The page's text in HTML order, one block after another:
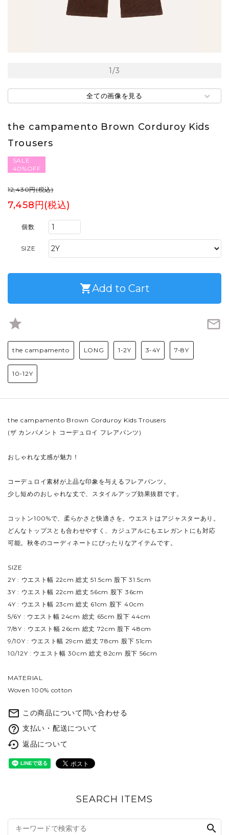
1/3
全ての画像を見る
the campamento Brown Corduroy Kids
Trousers
SALE
40%OFF
12,430円(税込)
7,458円(税込)
個数
SIZE
shopping_cartAdd to Cart
star mail_outline
the campamento LONG 1-2Y 3-4Y 7-8Y
10-12Y
the campamento Brown Corduroy Kids Trousers
(ザ カンパメント コーデュロイ フレアパンツ)
おしゃれな丈感が魅力！
コーデュロイ素材が上品な印象を与えるフレアパンツ。
少し短めのおしゃれな丈で、スタイルアップ効果抜群です。
コットン100%で、柔らかさと快適さを。ウエストはアジャスターあり。
どんなトップスとも合わせやすく、カジュアルにもエレガントにも対応
可能。秋冬のコーディネートにぴったりなアイテムです。
SIZE
2Y : ウエスト幅 22cm 総丈 51.5cm 股下 31.5cm
3Y : ウエスト幅 22cm 総丈 56cm 股下 36cm
4Y : ウエスト幅 23cm 総丈 61cm 股下 40cm
5/6Y : ウエスト幅 24cm 総丈 65cm 股下 44cm
7/8Y : ウエスト幅 26cm 総丈 72cm 股下 48cm
9/10Y : ウエスト幅 29cm 総丈 78cm 股下 51cm
10/12Y : ウエスト幅 30cm 総丈 82cm 股下 56cm
MATERIAL
Woven 100% cotton
mail_outline この商品について問い合わせる
help_outline 支払い・配送について
settings_backup_restore 返品について
SEARCH ITEMS
search